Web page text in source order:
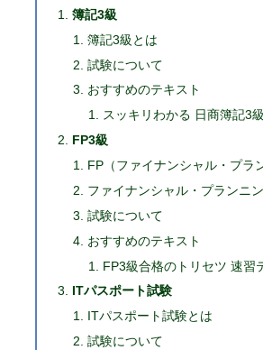
簿記3級
簿記3級とは
試験について
おすすめのテキスト
スッキリわかる 日商簿記3
FP3級
FP（ファイナンシャル・プラ
ファイナンシャル・プランニ
試験について
おすすめのテキスト
FP3級合格のトリセツ 速習
ITパスポート試験
ITパスポート試験とは
試験について